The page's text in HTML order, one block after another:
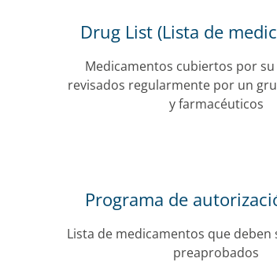
Drug List (Lista de
Medicamentos cubiertos por
revisados regularmente por un
y farmacéuticos
Programa de
Lista de medicamentos que deben
preaprobados